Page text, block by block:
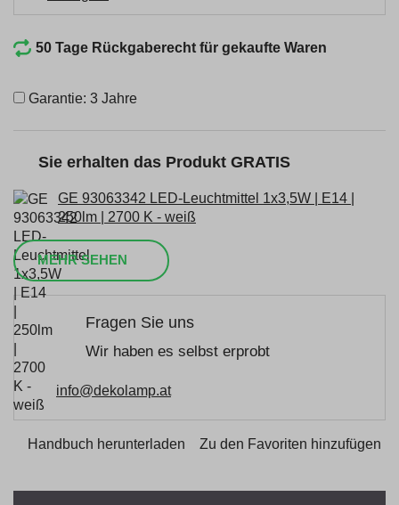
50 Tage Rückgaberecht für gekaufte Waren
Garantie: 3 Jahre
Sie erhalten das Produkt GRATIS
GE 93063342 LED-Leuchtmittel 1x3,5W | E14 |
250lm | 2700 K - weiß
MEHR SEHEN
Fragen Sie uns
Wir haben es selbst erprobt
info@dekolamp.at
Handbuch herunterladen Zu den Favoriten hinzufügen